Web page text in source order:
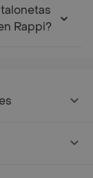
Rappi?